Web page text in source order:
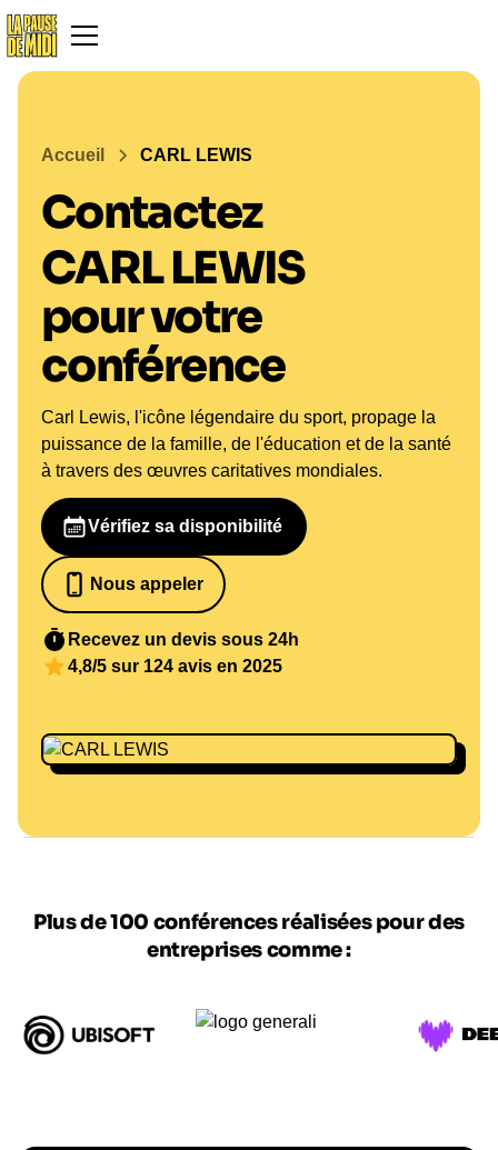
Accueil CARL LEWIS
Contactez
CARL LEWIS
pour votre
conférence
Carl Lewis, l'icône légendaire du sport, propage la
puissance de la famille, de l'éducation et de la santé
à travers des œuvres caritatives mondiales.
Vérifiez sa disponibilité
Nous appeler
07 82 68 65 18
Recevez un devis sous 24h
4,8/5 sur 124 avis en 2025
Plus de 100 conférences réalisées pour des
entreprises comme :